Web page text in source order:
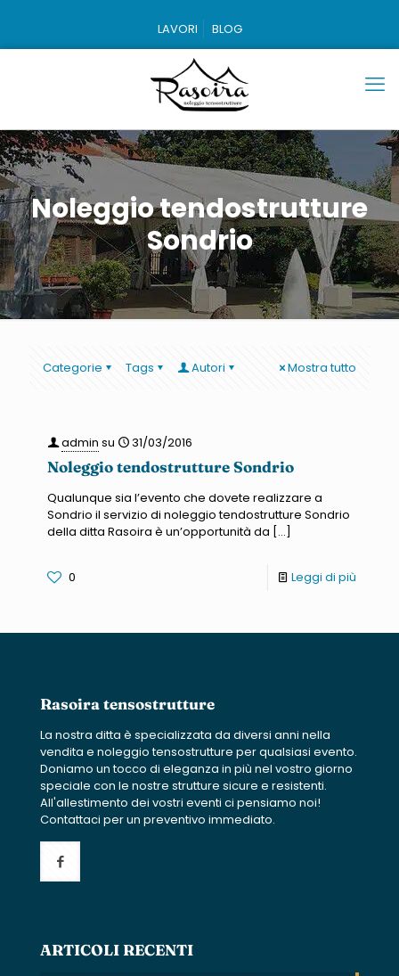
LAVORI BLOG
Noleggio tendostrutture
Sondrio
Categorie Tags Autori Mostra tutto
admin su 31/03/2016
Noleggio tendostrutture Sondrio
Qualunque sia l’evento che dovete realizzare a
Sondrio il servizio di noleggio tendostrutture Sondrio
della ditta Rasoira è un’opportunità da […]
0 Leggi di più
Rasoira tensostrutture
La nostra ditta è specializzata da diversi anni nella
vendita e noleggio tensostrutture per qualsiasi evento.
Doniamo un tocco di eleganza in più nel vostro giorno
speciale con le nostre strutture sicure e resistenti.
All'allestimento dei vostri eventi ci pensiamo noi!
Contattaci per un preventivo immediato.
ARTICOLI RECENTI